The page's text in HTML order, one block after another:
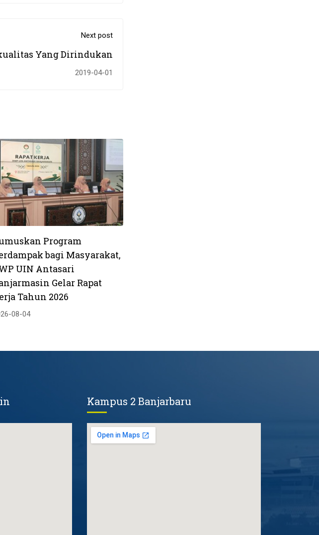
Next post
Yang Dirindukan
2019-04-01
Program
bagi Masyarakat,
UIN Antasari
Gelar Rapat
Tahun 2026
08-04
Kampus 2 Banjarbaru